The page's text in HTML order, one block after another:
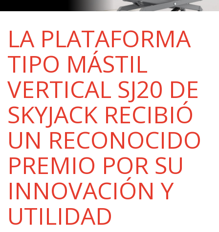
LA PLATAFORMA
TIPO MÁSTIL
VERTICAL SJ20 DE
SKYJACK RECIBIÓ
UN RECONOCIDO
PREMIO POR SU
INNOVACIÓN Y
UTILIDAD